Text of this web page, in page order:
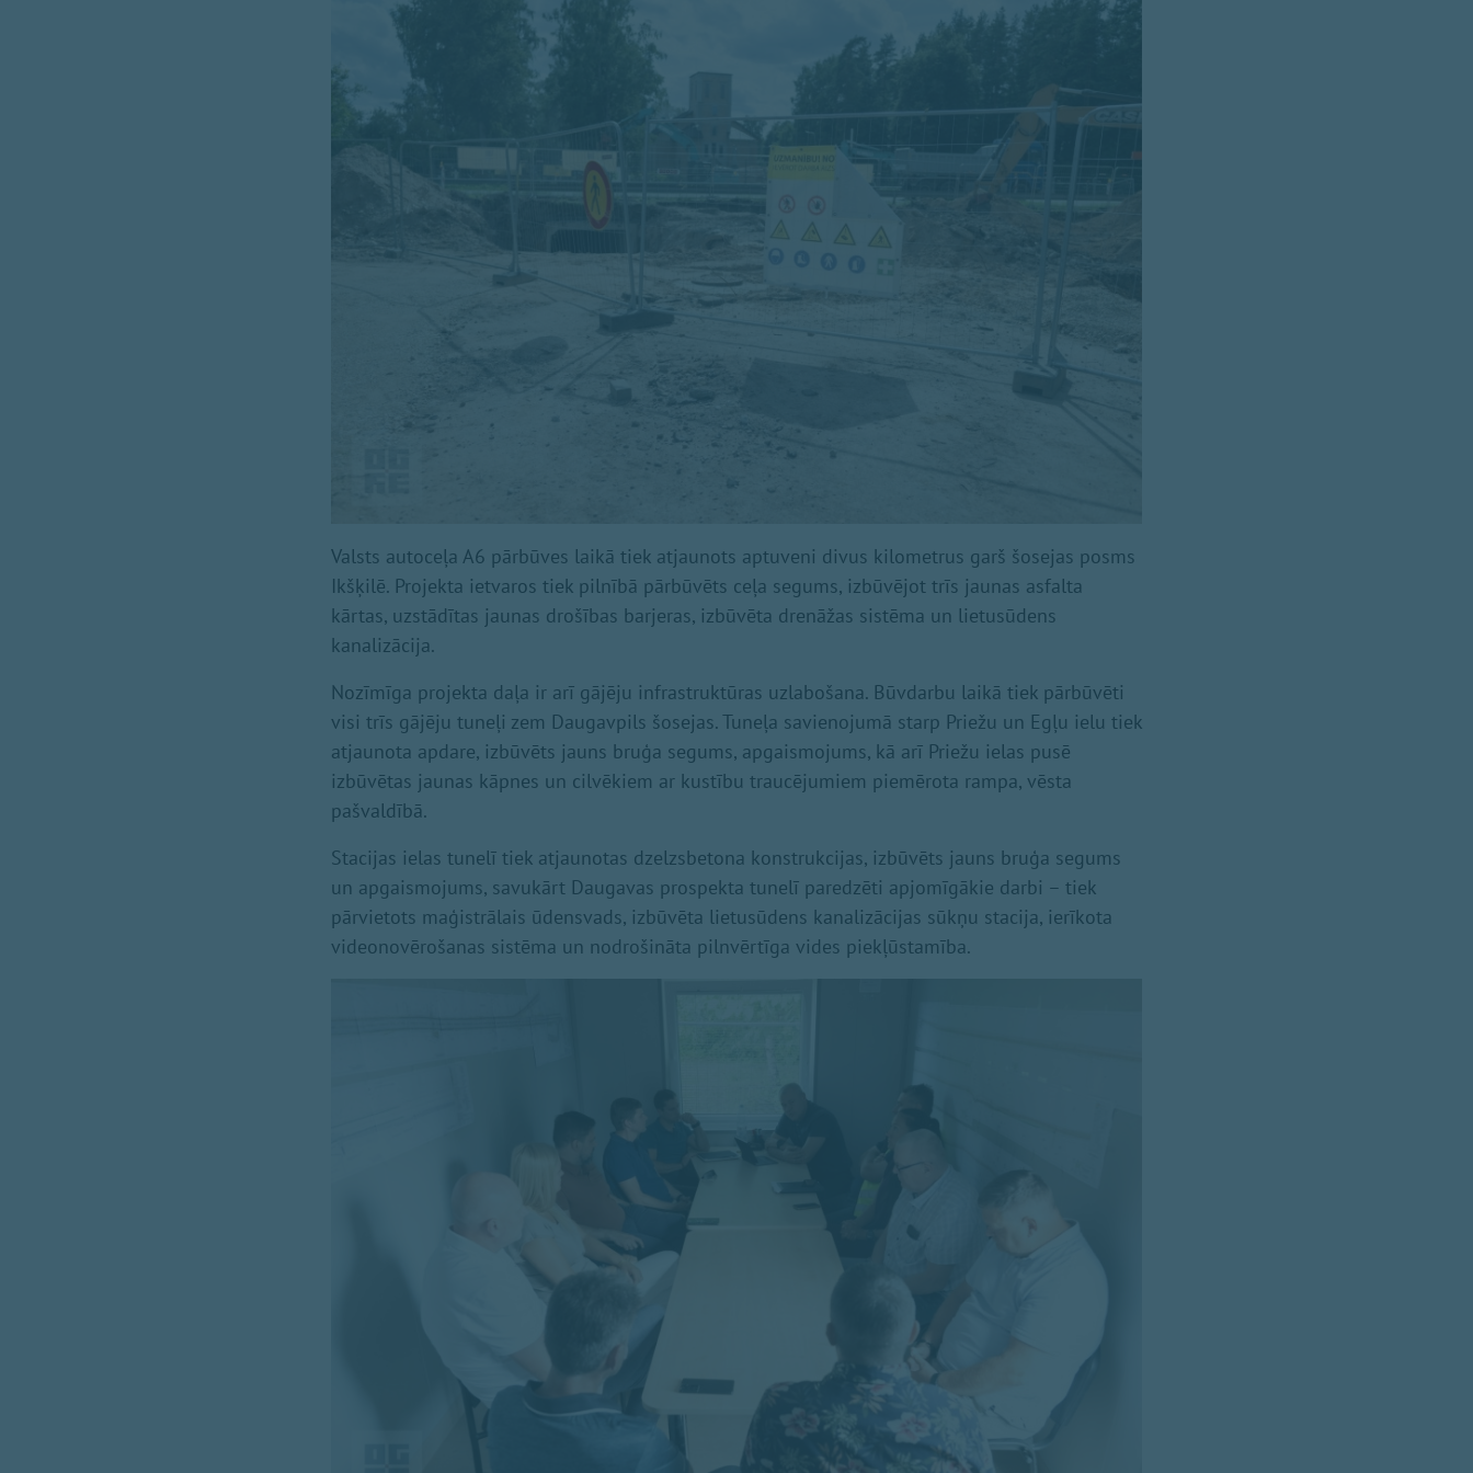
Valsts autoceļa A6 pārbūves laikā tiek atjaunots aptuveni divus kilometrus garš šosejas posms
Ikšķilē. Projekta ietvaros tiek pilnībā pārbūvēts ceļa segums, izbūvējot trīs jaunas asfalta
kārtas, uzstādītas jaunas drošības barjeras, izbūvēta drenāžas sistēma un lietusūdens
kanalizācija.
Nozīmīga projekta daļa ir arī gājēju infrastruktūras uzlabošana. Būvdarbu laikā tiek pārbūvēti
visi trīs gājēju tuneļi zem Daugavpils šosejas. Tuneļa savienojumā starp Priežu un Egļu ielu tiek
atjaunota apdare, izbūvēts jauns bruģa segums, apgaismojums, kā arī Priežu ielas pusē
izbūvētas jaunas kāpnes un cilvēkiem ar kustību traucējumiem piemērota rampa, vēsta
pašvaldībā.
Stacijas ielas tunelī tiek atjaunotas dzelzsbetona konstrukcijas, izbūvēts jauns bruģa segums
un apgaismojums, savukārt Daugavas prospekta tunelī paredzēti apjomīgākie darbi – tiek
pārvietots maģistrālais ūdensvads, izbūvēta lietusūdens kanalizācijas sūkņu stacija, ierīkota
videonovērošanas sistēma un nodrošināta pilnvērtīga vides piekļūstamība.